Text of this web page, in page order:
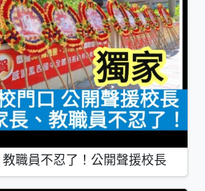
職員不忍了！公開聲援校長